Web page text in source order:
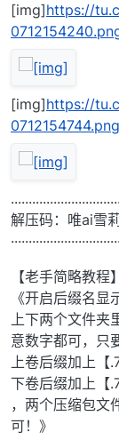
[img]https://
[img]https://
0712154744.png
解压码：唯ai雪
【老手简略教程】
《开启后缀名显
上下两个文件夹
意数字都可，只
上卷后缀加上【
下卷后缀加上【
，两个压缩包文
可！》